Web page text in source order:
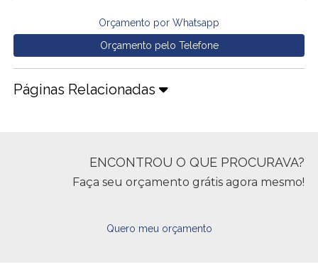
Orçamento por Whatsapp
Orçamento pelo Telefone
Páginas Relacionadas
ENCONTROU O QUE PROCURAVA?
Faça seu orçamento grátis agora mesmo!
Quero meu orçamento